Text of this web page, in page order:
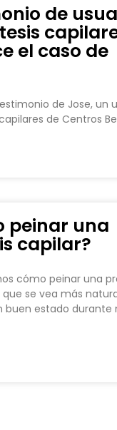
de
el caso de
de Jose, un
de Centros
peinar una
capilar?
cómo peinar una
se vea más
buen estado durante